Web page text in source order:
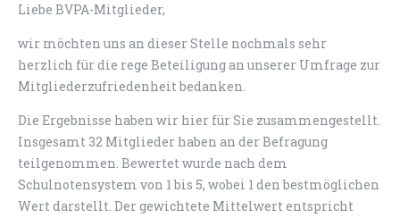
Liebe BVPA-Mitglieder,
wir möchten uns an dieser Stelle nochmals sehr
herzlich für die rege Beteiligung an unserer Umfrage zur
Mitgliederzufriedenheit bedanken.
Die Ergebnisse haben wir hier für Sie zusammengestellt.
Insgesamt 32 Mitglieder haben an der Befragung
teilgenommen. Bewertet wurde nach dem
Schulnotensystem von 1 bis 5, wobei 1 den bestmöglichen
Wert darstellt. Der gewichtete Mittelwert entspricht